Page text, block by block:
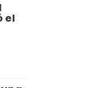
el